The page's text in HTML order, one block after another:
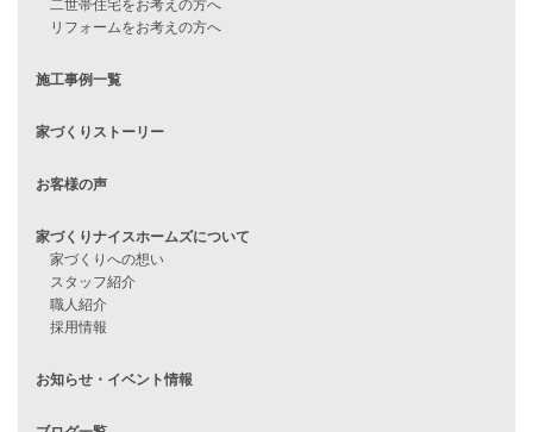
見学会情報
住宅ローン審査に落ちた方・
他社で無理だと言われた方へ
住宅ローンのよくある質問
月収25万円で家を建てる方法
WOOD BOX